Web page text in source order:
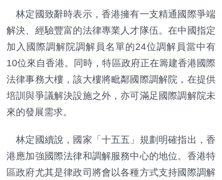
林定國致辭時表示，香港擁有一支精通國際爭端
解決、經驗豐富的法律專業人才隊伍。在中國指定
加入國際調解院調解員名單的24位調解員當中有
10位來自香港。同時，特區政府正在籌建香港國際
法律事務大樓，該大樓將毗鄰國際調解院，在提供
培訓與爭議解決設施之外，亦可滿足國際調解院未
來的發展需求。
林定國續說，國家「十五五」規劃明確指出，香
港應加強國際法律和調解服務中心的地位。香港特
區政府尤其是律政司將會以各種方式支持國際調解